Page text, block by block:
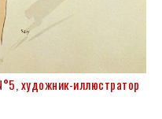
художник-иллюстратор